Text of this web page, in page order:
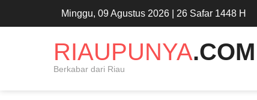
Minggu, 09 Agustus 2026 | 26 Safar 1448 H
RIAUPUNYA.COM
Berkabar dari Riau